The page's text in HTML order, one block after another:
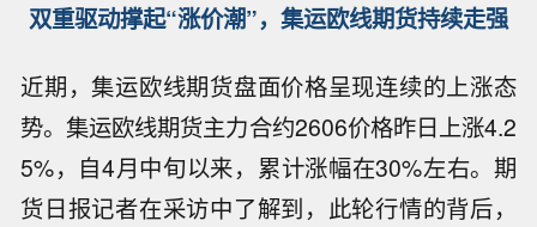
双重驱动撑起“涨价潮”，集运欧线期货持续走强
近期，集运欧线期货盘面价格呈现连续的上涨态
势。集运欧线期货主力合约2606价格昨日上涨4.2
5%，自4月中旬以来，累计涨幅在30%左右。期
货日报记者在采访中了解到，此轮行情的背后，